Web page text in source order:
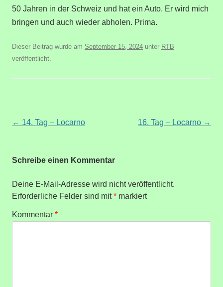
50 Jahren in der Schweiz und hat ein Auto. Er wird mich
bringen und auch wieder abholen. Prima.
Dieser Beitrag wurde am September 15, 2024 unter RTB
veröffentlicht.
Beitragsnavigation
← 14. Tag – Locarno 16. Tag – Locarno →
Schreibe einen Kommentar
Deine E-Mail-Adresse wird nicht veröffentlicht.
Erforderliche Felder sind mit* markiert
Kommentar *